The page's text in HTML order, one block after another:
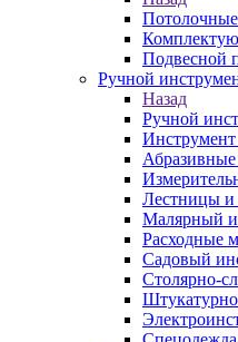
Подвесной
Ручной
Назад
Ручной
Лестницы и
Малярный
Расходные
Садовый
Столярно-